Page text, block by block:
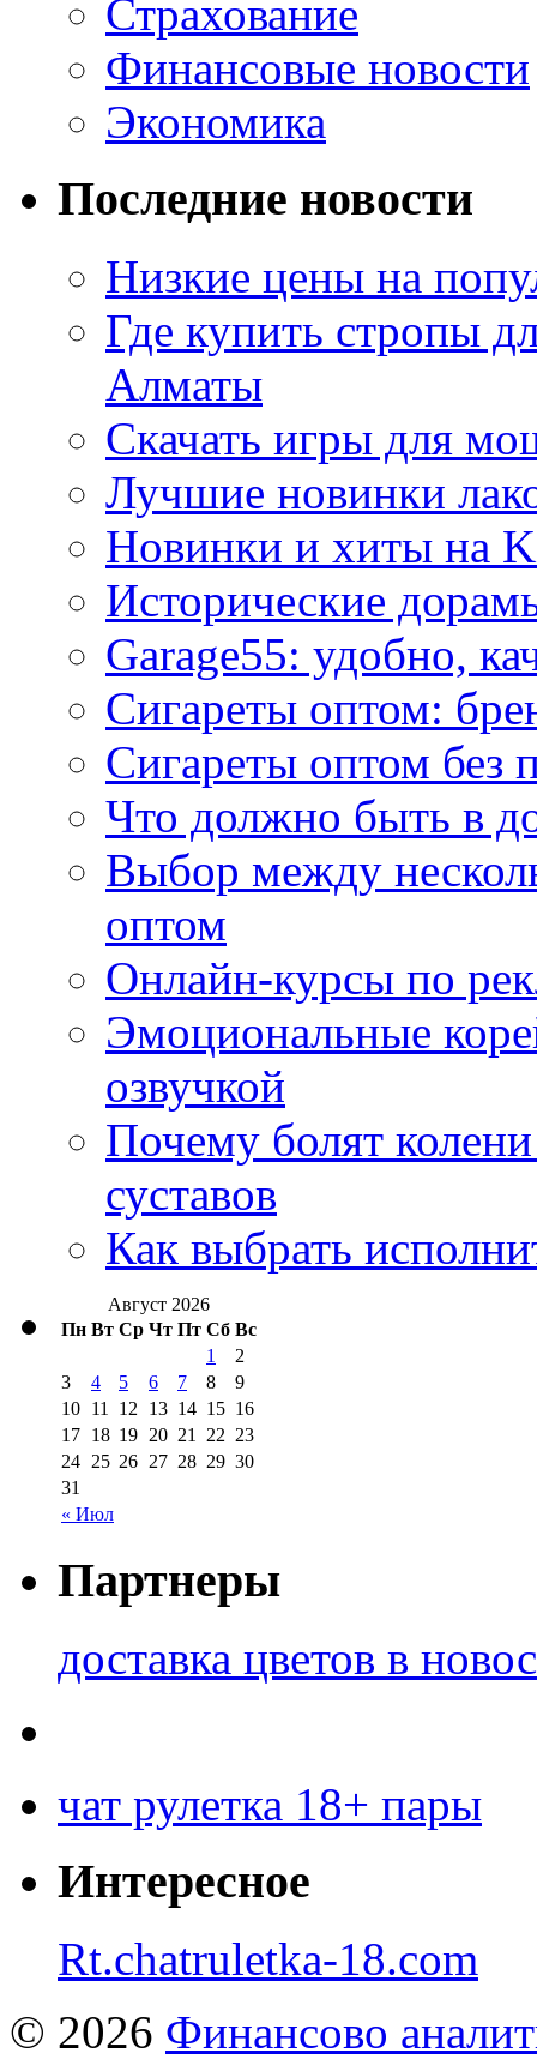
Страхование
Финансовые новости
Экономика
Последние новости
Низкие цены на
Где купить стропы
Алматы
Скачать игры для
Лучшие новинки
Новинки и хиты на
Исторические
Garage55: удобно,
Сигареты оптом:
Сигареты оптом без
Что должно быть в
Выбор между
оптом
Онлайн-курсы по
Эмоциональные
озвучкой
Почему болят
суставов
Как выбрать
Август 2026
Пн Вт Ср Чт Пт Сб Вс
« Июл
1
2
3
4 5 6 7 8
9
10 11 12 13 14 15 16
17 18 19 20 21 22 23
24 25 26 27 28 29 30
31
Партнеры
доставка цветов в
чат рулетка 18+ пары
Интересное
Rt.chatruletka-18.com
© 2026 Финансово